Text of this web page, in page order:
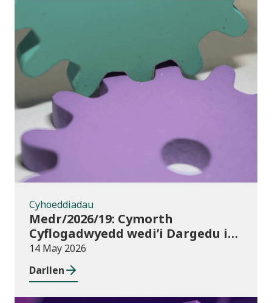
Cyhoeddiadau
Cyhoeddiadau
Medr/2026/19: Cymorth
Cyflogadwyedd wedi’i Dargedu i
Fyfyrwyr Addysg Uwch:
dyraniadau 2026/27
14 May 2026
Darllen